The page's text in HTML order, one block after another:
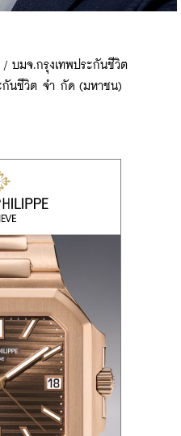
/ บมจ.กรุงเทพประกันชีวิต
กันชีวิต จำ กัด (มหาชน)